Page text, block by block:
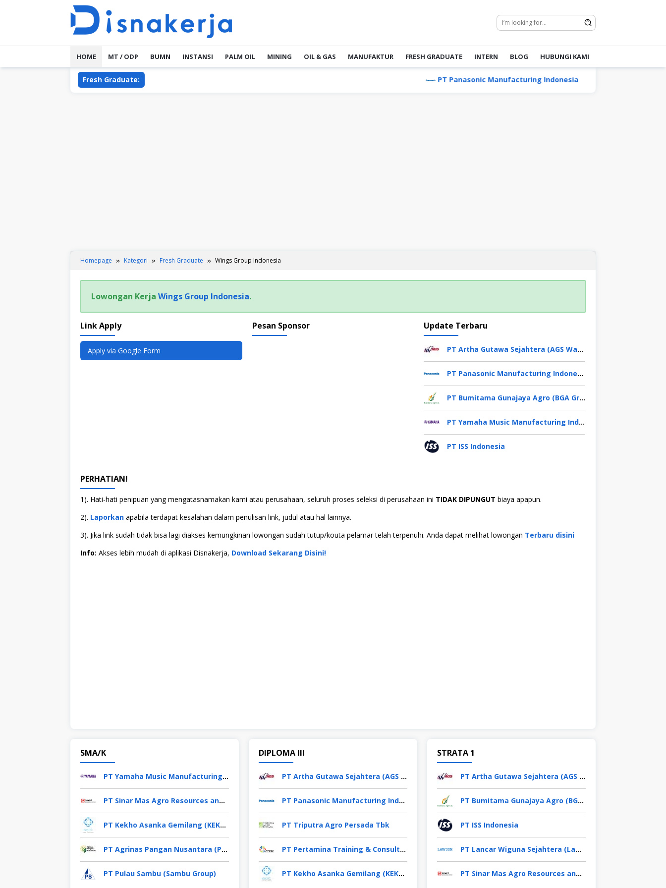
HOME MT / ODP BUMN INSTANSI PALM OIL MINING OIL & GAS MANUFAKTUR FRESH GRADUATE INTERN BLOG HUBUNGI KAMI
Fresh Graduate: PT Panasonic Manufacturing Indonesia
Homepage Kategori Fresh Graduate Wings Group Indonesia
Lowongan Kerja Wings Group Indonesia.
Link Apply
Apply via Google Form
Pesan Sponsor Update Terbaru
PT Artha Gutawa Sejahtera (AGS Waskita)
PT Panasonic Manufacturing Indonesia
PT Bumitama Gunajaya Agro (BGA Group)
PT Yamaha Music Manufacturing Indonesia
PT ISS Indonesia
PERHATIAN!
1). Hati-hati penipuan yang mengatasnamakan kami atau perusahaan, seluruh proses seleksi di perusahaan ini TIDAK DIPUNGUT biaya apapun.
2). Laporkan apabila terdapat kesalahan dalam penulisan link, judul atau hal lainnya.
3). Jika link sudah tidak bisa lagi diakses kemungkinan lowongan sudah tutup/kouta pelamar telah terpenuhi. Anda dapat melihat lowongan Terbaru disini
Info: Akses lebih mudah di aplikasi Disnakerja, Download Sekarang Disini!
SMA/K
PT Yamaha Music Manufacturing Indonesia
PT Sinar Mas Agro Resources and Technology Tbk
PT Kekho Asanka Gemilang (KEKHO Group)
PT Agrinas Pangan Nusantara (Persero)
PT Pulau Sambu (Sambu Group)
DIPLOMA III
PT Artha Gutawa Sejahtera (AGS Waskita)
PT Panasonic Manufacturing Indonesia
PT Triputra Agro Persada Tbk
PT Pertamina Training & Consulting (PTC)
PT Kekho Asanka Gemilang (KEKHO Group)
STRATA 1
PT Artha Gutawa Sejahtera (AGS Waskita)
PT Bumitama Gunajaya Agro (BGA Group)
PT ISS Indonesia
PT Lancar Wiguna Sejahtera (Lawson Indonesia)
PT Sinar Mas Agro Resources and Technology Tbk